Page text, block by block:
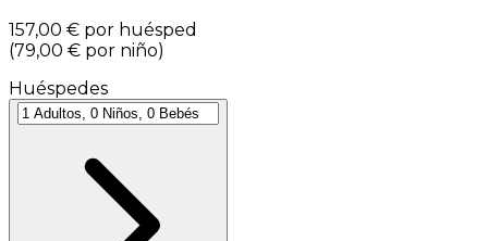
157,00 € por huésped
(79,00 € por niño)
Huéspedes